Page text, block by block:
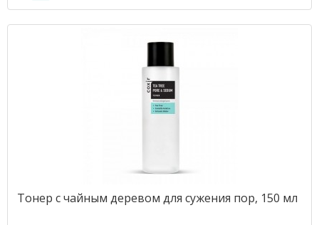
Тонер с чайным деревом для сужения пор, 150 мл